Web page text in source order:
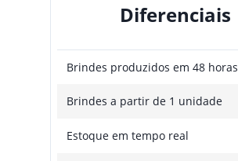
Diferenciais
Brindes produzidos em 48 horas
Brindes a partir de 1 unidade
Estoque em tempo real